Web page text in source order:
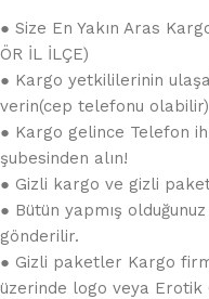
● Size En Yakın Aras
ÖR İL İLÇE)
● Kargo yetkililerinin
verin(cep telefonu olabilir)
● Kargo gelince Telefon
şubesinden alın!
● Gizli kargo ve gizli
● Bütün yapmış
gönderilir.
● Gizli paketler Kargo
üzerinde logo veya Erotik